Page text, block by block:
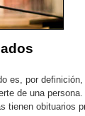
es, por
de una
tienen obituarios